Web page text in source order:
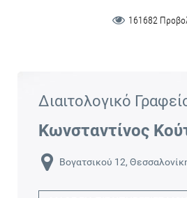
161682
Διαιτολογικό
Κωνσταντίνος
Βογατσικού 12,